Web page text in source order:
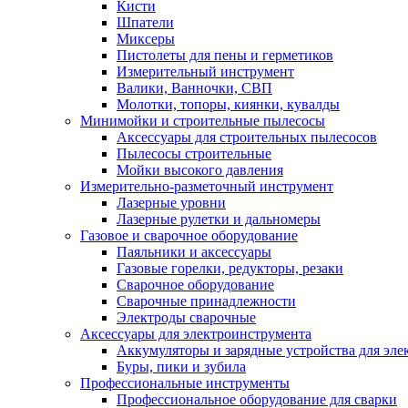
Кисти
Шпатели
Миксеры
Пистолеты для пены и герметиков
Измерительный инструмент
Валики, Ванночки, СВП
Молотки, топоры, киянки, кувалды
Минимойки и строительные пылесосы
Аксессуары для строительных пылесосов
Пылесосы строительные
Мойки высокого давления
Измерительно-разметочный инструмент
Лазерные уровни
Лазерные рулетки и дальномеры
Газовое и сварочное оборудование
Паяльники и аксессуары
Газовые горелки, редукторы, резаки
Сварочное оборудование
Сварочные принадлежности
Электроды сварочные
Аксессуары для электроинструмента
Аккумуляторы и зарядные устройства для
Буры, пики и зубила
Профессиональные инструменты
Профессиональное оборудование для сварки